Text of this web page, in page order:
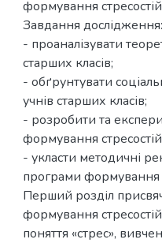
формування
Завдання дослідження:
- проаналізувати
старших класів;
- обґрунтувати
учнів старших класів;
- розробити та
формування
- укласти методичні
програми формування
Перший розділ
формування
поняття «стрес»,